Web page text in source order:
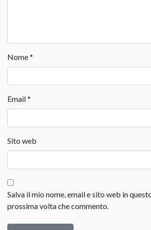
Nome*
Email*
Sito web
Salva il mio nome, email e sito web in
prossima volta che commento.